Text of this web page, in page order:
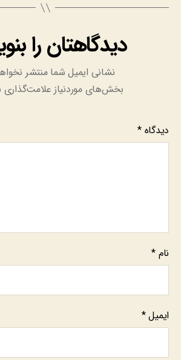
دیدگاهتان را
نشانی ایمیل شما منتشر
بخش‌های موردنیاز
دیدگاه*
نام *
ایمیل*